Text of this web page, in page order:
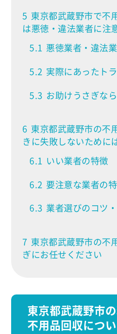
5 東京都武蔵野市で不
は悪徳・違法業者に注
5.1 悪徳業者・違法
5.2 実際にあったト
5.3 お助けうさぎな
6 東京都武蔵野市の不
きに失敗しないために
6.1 いい業者の特徴
6.2 要注意な業者の
6.3 業者選びのコツ
7 東京都武蔵野市の不
ぎにお任せください
東京都武蔵野市
不用品回収につ